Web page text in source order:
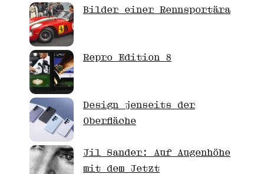
Bilder einer Rennsportära
Repro Edition 8
Design jenseits der
Oberfläche
Jil Sander: Auf Augenhöhe
mit dem Jetzt